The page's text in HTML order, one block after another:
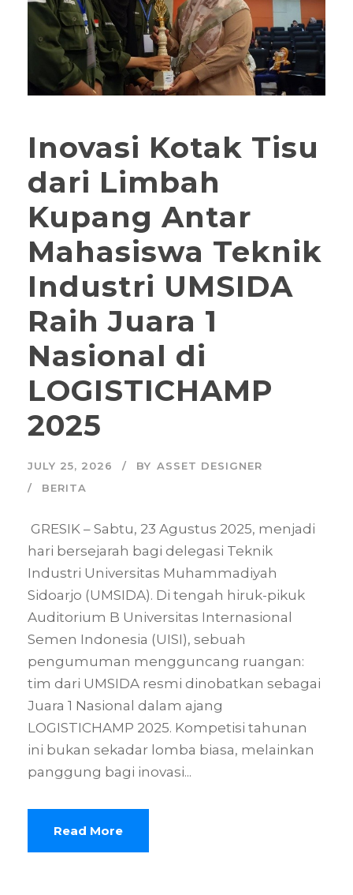
Inovasi Kotak Tisu
dari Limbah
Kupang Antar
Mahasiswa Teknik
Industri UMSIDA
Raih Juara 1
Nasional di
LOGISTICHAMP
2025
JULY 25, 2026 BY ASSET DESIGNER
BERITA
GRESIK – Sabtu, 23 Agustus 2025, menjadi
hari bersejarah bagi delegasi Teknik
Industri Universitas Muhammadiyah
Sidoarjo (UMSIDA). Di tengah hiruk-pikuk
Auditorium B Universitas Internasional
Semen Indonesia (UISI), sebuah
pengumuman mengguncang ruangan:
tim dari UMSIDA resmi dinobatkan sebagai
Juara 1 Nasional dalam ajang
LOGISTICHAMP 2025. Kompetisi tahunan
ini bukan sekadar lomba biasa, melainkan
panggung bagi inovasi...
Read More